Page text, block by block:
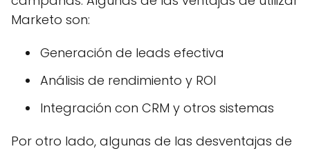
Marketo son:
Generación de leads efectiva
Análisis de rendimiento y ROI
Integración con CRM y otros sistemas
Por otro lado, algunas de las desventajas de